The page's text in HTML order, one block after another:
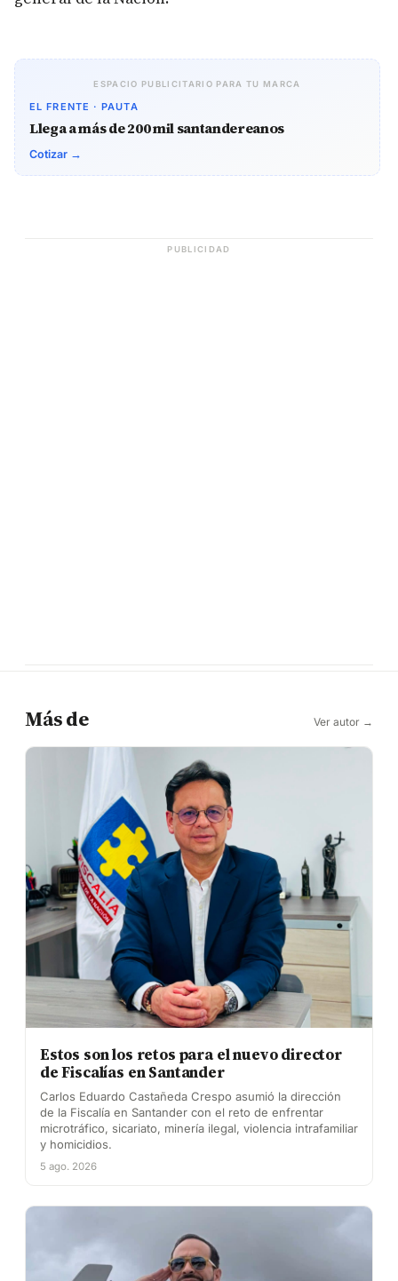
ESPACIO PUBLICITARIO PARA TU MARCA
EL FRENTE · PAUTA
Llega a más de 200 mil santandereanos
Cotizar →
PUBLICIDAD
Más de Ver autor →
Estos son los retos para el nuevo director
de Fiscalías en Santander
Carlos Eduardo Castañeda Crespo asumió la dirección
de la Fiscalía en Santander con el reto de enfrentar
microtráfico, sicariato, minería ilegal, violencia intrafamiliar
y homicidios.
5 ago. 2026